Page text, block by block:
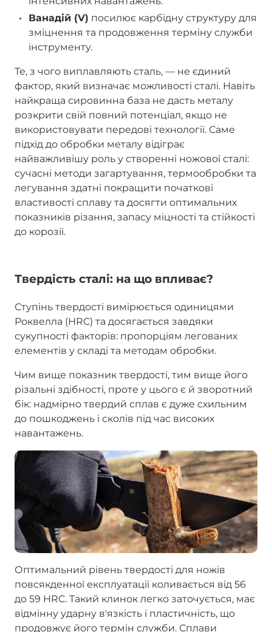
Ванадій (V) посилює карбідну структуру для
зміцнення та продовження терміну служби
інструменту.
Те, з чого виплавляють сталь, — не єдиний
фактор, який визначає можливості сталі. Навіть
найкраща сировинна база не дасть металу
розкрити свій повний потенціал, якщо не
використовувати передові технології. Саме
підхід до обробки металу відіграє
найважливішу роль у створенні ножової сталі:
сучасні методи загартування, термообробки та
легування здатні покращити початкові
властивості сплаву та досягти оптимальних
показників різання, запасу міцності та стійкості
до корозії.
Твердість сталі: на що впливає?
Ступінь твердості вимірюється одиницями
Роквелла (НRC) та досягається завдяки
сукупності факторів: пропорціям легованих
елементів у складі та методам обробки.
Чим вище показник твердості, тим вище його
різальні здібності, проте у цього є й зворотний
бік: надмірно твердий сплав є дуже схильним
до пошкоджень і сколів під час високих
навантажень.
Оптимальний рівень твердості для ножів
повсякденної експлуатації коливається від 56
до 59 HRC. Такий клинок легко заточується, має
відмінну ударну в'язкість і пластичність, що
продовжує його термін служби. Сплави